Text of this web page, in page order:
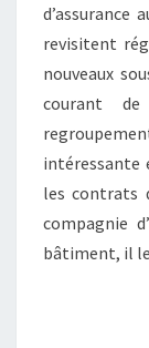
d’assurance
revisitent
nouveaux
courant
intéressante
les contrats
compagnie
bâtiment, il